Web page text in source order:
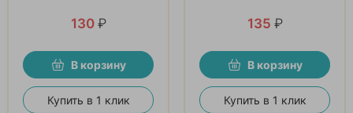
130 ₽
В корзину
Купить в 1 клик
135 ₽
В корзину
Купить в 1 клик